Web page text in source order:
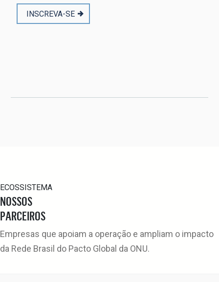
INSCREVA-SE
ECOSSISTEMA
NOSSOS
PARCEIROS
Empresas que apoiam a operação e ampliam o impacto
da Rede Brasil do Pacto Global da ONU.